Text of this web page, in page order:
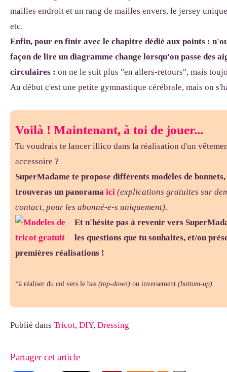
mailles endroit et un rang de mailles envers, le jersey
etc.
Enfin, pour en finir avec le chapitre dédié aux points :
façon de lire un diagramme change lorsqu'on passe des
circulaires : on ne le suit plus "en allers-retours", mais
Au début c'est une petite gymnastique cérébrale, mais on
Voilà ! Maintenant, à toi de jouer...
Tu voudrais te lancer illico dans la réalisation d'un
accessoire ?
SuperMadame te propose différents modèles de
trouveras un panorama ici (explications gratuites sur
contact, pour les abonné-e-s uniquement).
Et n'hésite pas à revenir vers
les questions que tu souhaites, et/ou
premières réalisations !
*à réaliser du col vers le bas (top-down) ou inversement (bottom-up)
Publié dans Tricot, DIY, Dressing
Partager cet article